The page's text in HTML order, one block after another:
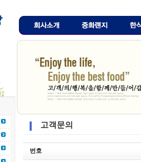
고객문의
번호